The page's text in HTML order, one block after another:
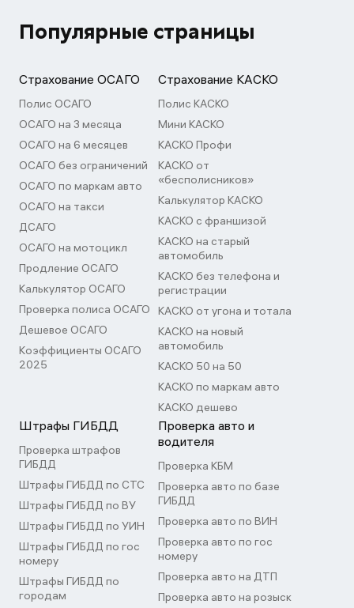
Популярные страницы
Страхование ОСАГО
Полис ОСАГО
ОСАГО на 3 месяца
ОСАГО на 6 месяцев
ОСАГО без ограничений
ОСАГО по маркам авто
ОСАГО на такси
ДСАГО
ОСАГО на мотоцикл
Продление ОСАГО
Калькулятор ОСАГО
Проверка полиса ОСАГО
Дешевое ОСАГО
Коэффициенты ОСАГО
2025
Страхование КАСКО
Полис КАСКО
Мини КАСКО
КАСКО Профи
КАСКО от
«бесполисников»
Калькулятор КАСКО
КАСКО с франшизой
КАСКО на старый
автомобиль
КАСКО без телефона и
регистрации
КАСКО от угона и тотала
КАСКО на новый
автомобиль
КАСКО 50 на 50
КАСКО по маркам авто
КАСКО дешево
Штрафы ГИБДД
Проверка штрафов
ГИБДД
Штрафы ГИБДД по СТС
Штрафы ГИБДД по ВУ
Штрафы ГИБДД по УИН
Штрафы ГИБДД по гос
номеру
Штрафы ГИБДД по
городам
Проверка авто и
водителя
Проверка КБМ
Проверка авто по базе
ГИБДД
Проверка авто по ВИН
Проверка авто по гос
номеру
Проверка авто на ДТП
Проверка авто на розыск